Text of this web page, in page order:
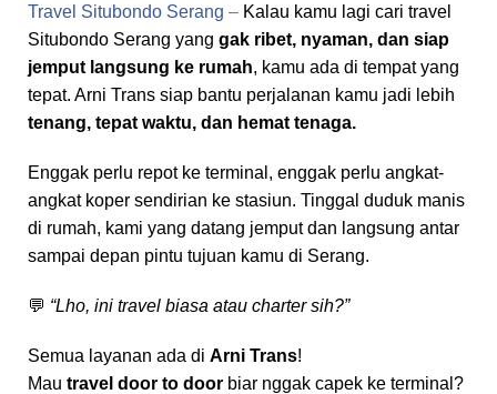
Travel Situbondo Serang – Kalau kamu lagi cari travel
Situbondo Serang yang gak ribet, nyaman, dan siap
jemput langsung ke rumah, kamu ada di tempat yang
tepat. Arni Trans siap bantu perjalanan kamu jadi lebih
tenang, tepat waktu, dan hemat tenaga.
Enggak perlu repot ke terminal, enggak perlu angkat-
angkat koper sendirian ke stasiun. Tinggal duduk manis
di rumah, kami yang datang jemput dan langsung antar
sampai depan pintu tujuan kamu di Serang.
💬 “Lho, ini travel biasa atau charter sih?”
Semua layanan ada di Arni Trans!
Mau travel door to door biar nggak capek ke terminal?